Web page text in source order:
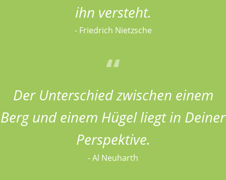
ihn versteht.
- Friedrich Nietzsche
Der Unterschied zwischen einem
Berg und einem Hügel liegt in Deiner
Perspektive.
- Al Neuharth